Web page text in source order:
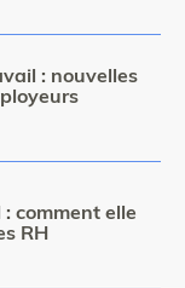
: nouvelles
comment elle
RH